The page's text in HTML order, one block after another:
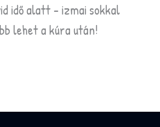
idő alatt – izmai sokkal
lehet a kúra után!